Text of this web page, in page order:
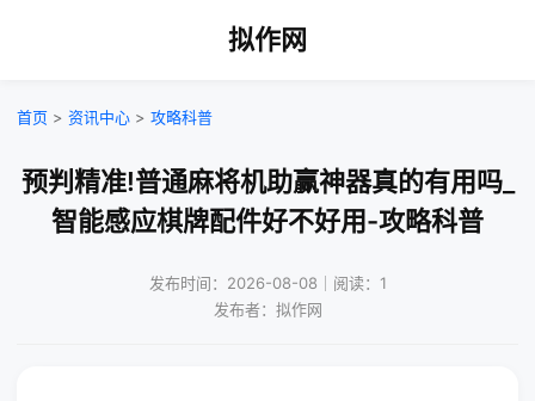
拟作网
首页 > 资讯中心 > 攻略科普
预判精准!普通麻将机助赢神器真的有用吗_
智能感应棋牌配件好不好用-攻略科普
发布时间：2026-08-08｜阅读：1
发布者：拟作网